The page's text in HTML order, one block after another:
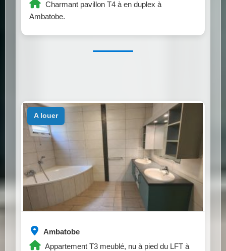
Charmant pavillon T4 à en duplex à
Ambatobe.
Ambatobe
Appartement T3 meublé, nu à pied du LFT à
a louer